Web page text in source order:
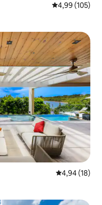
4,99 de uma
4,99 (105)
4,94 de uma
4,94 (18)